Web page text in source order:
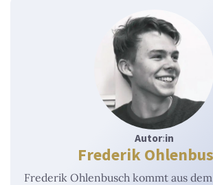
Autor:in
Frederik
Frederik Ohlenbusch kommt aus